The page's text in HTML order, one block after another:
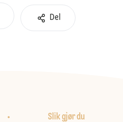
Del
Slik gjør du